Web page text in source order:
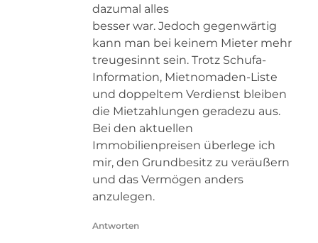
dazumal alles
besser war. Jedoch gegenwärtig
kann man bei keinem Mieter mehr
treugesinnt sein. Trotz Schufa-
Information, Mietnomaden-Liste
und doppeltem Verdienst bleiben
die Mietzahlungen geradezu aus.
Bei den aktuellen
Immobilienpreisen überlege ich
mir, den Grundbesitz zu veräußern
und das Vermögen anders
anzulegen.
Antworten